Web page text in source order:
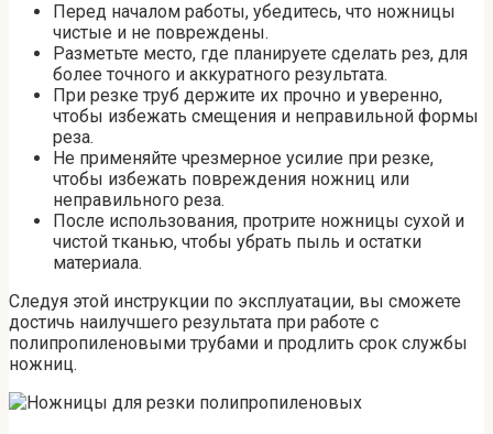
Перед началом работы, убедитесь, что ножницы
чистые и не повреждены.
Разметьте место, где планируете сделать рез, для
более точного и аккуратного результата.
При резке труб держите их прочно и уверенно,
чтобы избежать смещения и неправильной формы
реза.
Не применяйте чрезмерное усилие при резке,
чтобы избежать повреждения ножниц или
неправильного реза.
После использования, протрите ножницы сухой и
чистой тканью, чтобы убрать пыль и остатки
материала.
Следуя этой инструкции по эксплуатации, вы сможете
достичь наилучшего результата при работе с
полипропиленовыми трубами и продлить срок службы
ножниц.